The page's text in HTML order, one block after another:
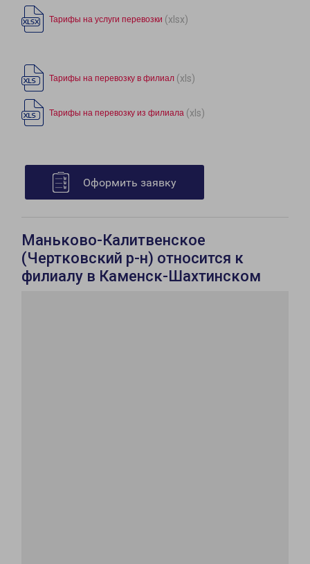
Тарифы на услуги перевозки (xlsx)
Тарифы на перевозку в филиал (xls)
Тарифы на перевозку из филиала (xls)
Оформить заявку
Маньково-Калитвенское
(Чертковский р-н) относится к
филиалу в Каменск-Шахтинском